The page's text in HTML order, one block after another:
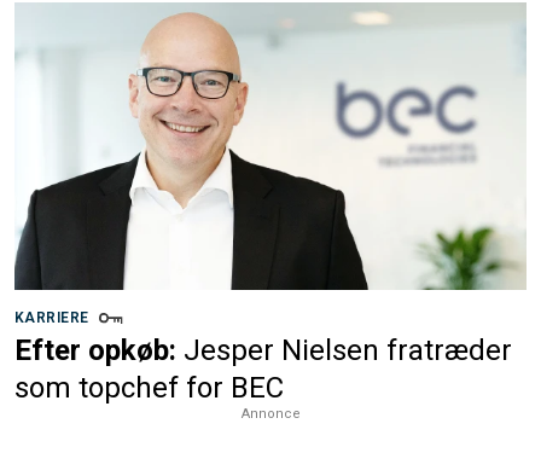
KARRIERE
Efter opkøb: Jesper Nielsen fratræder
som topchef for BEC
Annonce